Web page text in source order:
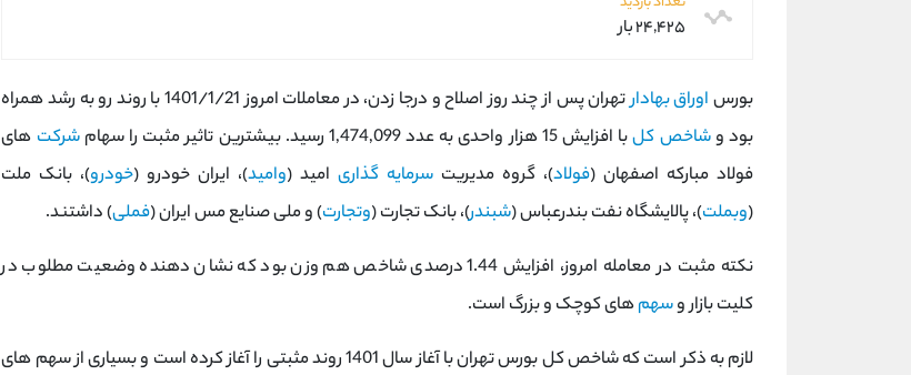
۲۴,۴۲۵ بار
بورس اوراق بهادار
تهران پس از چند روز اصلاح و درجا زدن، در معاملات امروز 1401/1/21 با روند رو به رشد همراه
بود وشاخص کلبا افزایش 15 هزار واحدی به عدد 1,474,099 رسید. بیشترین تاثیر مثبت را سهام شرکت های
فولاد مبارکه اصفهان (فولاد)، گروه مدیریت سرمایه گذاریامید (وامید)، ایران خودرو (خودرو)، بانک ملت
(وبملت)، پالایشگاه نفت بندرعباس (شبندر)، بانک تجارت (وتجارت) و ملی صنایع مس ایران (فملی) داشتند.
نکته مثبت در معامله امروز، افزایش 1.44 درصدی شاخص هم وزن بود که نشان دهنده وضعیت مطلوب در
کلیت بازار وسهمهای کوچک و بزرگ است.
لازم به ذکر است که شاخص کل بورس تهران با آغاز سال 1401 روند مثبتی را آغاز کرده است و بسیاری از سهم های